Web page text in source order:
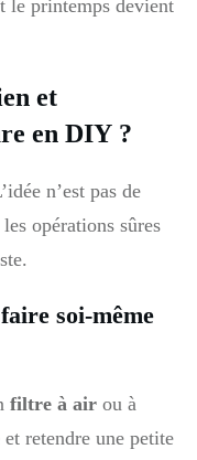
le printemps devient
et
en DIY ?
n’est pas de
opérations sûres
soi-même
filtre à air ou à
et retendre une petite